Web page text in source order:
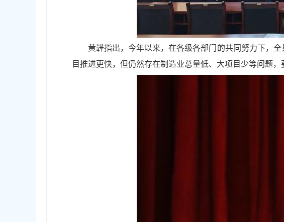
黄韡指出，今年以来，在各级各部门的共同努力下，
目推进更快，但仍然存在制造业总量低、大项目少等问题